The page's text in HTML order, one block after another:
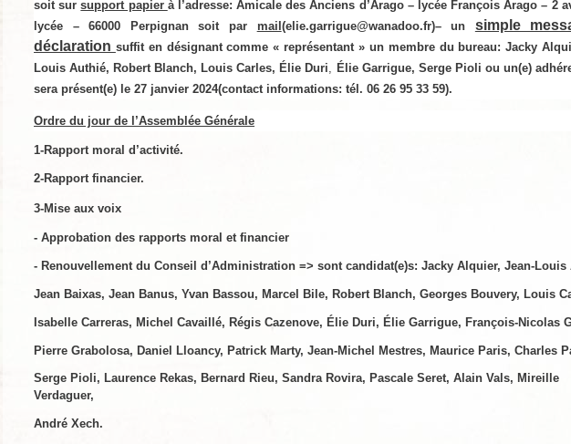
soit sursupport papier à l’adresse:Amicale des Anciens d’Arago – lycée François Arago – 2
lycée – 66000 Perpignansoit par mail(elie.garrigue@wanadoo.fr)– un simple
déclaration suffit en désignantcomme « représentant » un membre du bureau:Jacky
Louis Authié, Robert Blanch, Louis Carles, Élie Duri
Élie Garrigue, Serge Pioli ou un(e)
sera présent(e) le 27 janvier 2024(contact informations: tél. 06 26 95 33 59).
Ordre du jour de l’Assemblée Générale
1-Rapport moral d’activité.
2-Rapport financier.
3-Mise aux voix
- Approbation des rapports moral et financier
- Renouvellement du Conseil d’Administration => sont candidat(e)s: Jacky Alquier, Jean-Louis
Jean Baixas, Jean Banus, Yvan Bassou, Marcel Bile, Robert Blanch, Georges Bouvery, Louis
Isabelle Carreras, Michel Cavaillé, Régis Cazenove, Élie Duri, Élie Garrigue, François-Nicolas
Pierre Grabolosa, Daniel Lloancy, Patrick Marty, Jean-Michel Mestres, Maurice Paris, Charles
Serge Pioli, Laurence Rekas, Bernard Rieu, Sandra Rovira, Pascale Seret, Alain Vals, Mireille
Verdaguer,
André Xech.